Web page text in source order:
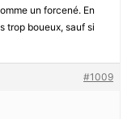
un forcené. En
trop boueux, sauf si
#1009